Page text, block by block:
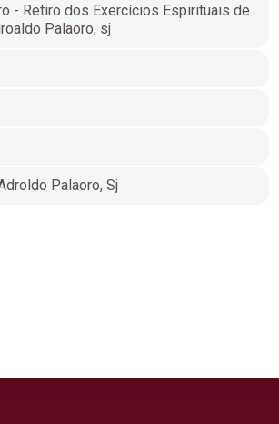
- Retiro dos Exercícios Espirituais de
Palaoro, sj
Palaoro, Sj